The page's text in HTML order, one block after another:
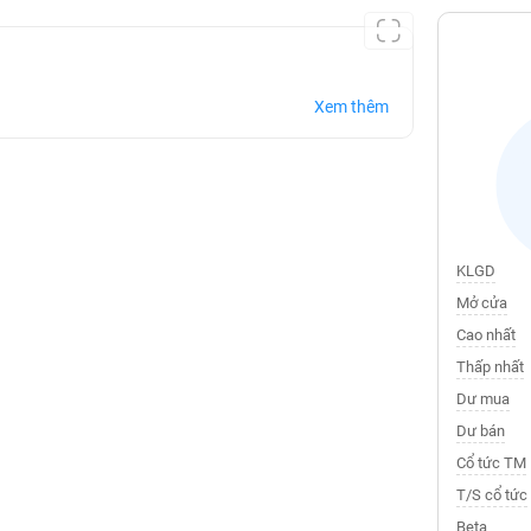
Xem thêm
KLGD
Mở cửa
Cao nhất
Thấp nhất
Dư mua
Dư bán
Cổ tức TM
T/S cổ tức
Beta